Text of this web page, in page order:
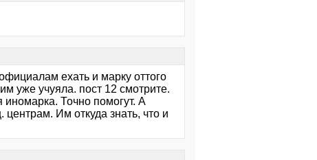
ехать и марку оттого
уже учуяла. пост 12 смотрите.
Точно помогут. А
Им откуда знать, что и